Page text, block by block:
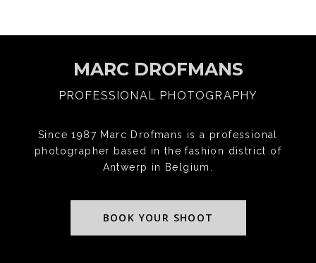
MARC DROFMANS
PROFESSIONAL PHOTOGRAPHY
Since 1987 Marc Drofmans is a professional
photographer based in the fashion district of
Antwerp in Belgium.
BOOK YOUR SHOOT